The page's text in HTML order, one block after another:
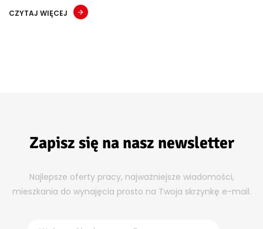
CZYTAJ WIĘCEJ
Zapisz się na nasz newsletter
Najlepsze oferty pracy, najważniejsze wiadomości,
mieszkania do wynajęcia prosto na Twoja skrzynkę e-mail.